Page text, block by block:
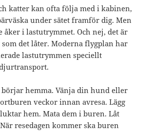
katter kan ofta följa med i kabinen,
under sätet framför dig. Men
åker i lastutrymmet. Och nej, det är
som det låter. Moderna flygplan har
lastutrymmen speciellt
hemma. Vänja din hund eller
veckor innan avresa. Lägg
hem. Mata dem i buren. Låt
resedagen kommer ska buren